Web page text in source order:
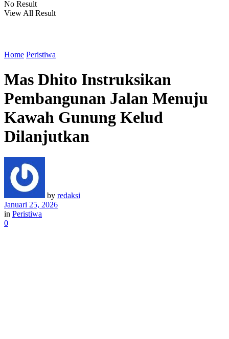
No Result
View All Result
Home Peristiwa
Mas Dhito Instruksikan
Pembangunan Jalan Menuju
Kawah Gunung Kelud
Dilanjutkan
by redaksi
Januari 25, 2026
in Peristiwa
0